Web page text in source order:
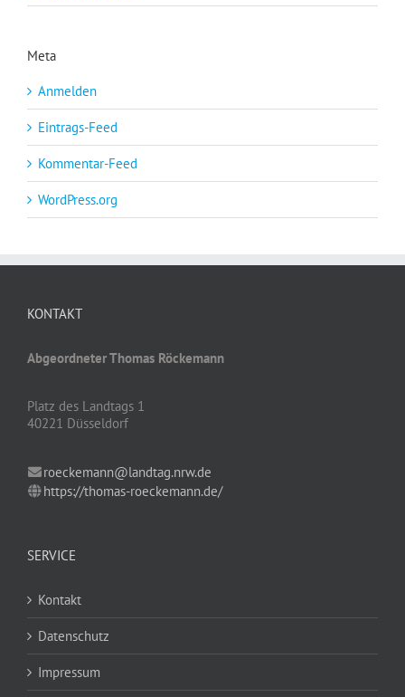
Meta
Anmelden
Eintrags-Feed
Kommentar-Feed
WordPress.org
KONTAKT
Abgeordneter Thomas Röckemann
Platz des Landtags 1
40221 Düsseldorf
roeckemann@landtag.nrw.de
https://thomas-roeckemann.de/
SERVICE
Kontakt
Datenschutz
Impressum